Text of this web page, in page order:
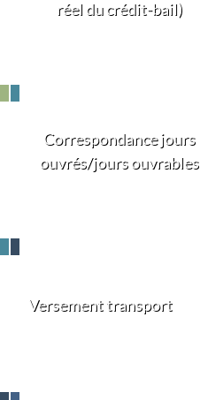
réel du crédit-bail)
Correspondance jours
ouvrés/jours ouvrables
Versement transport